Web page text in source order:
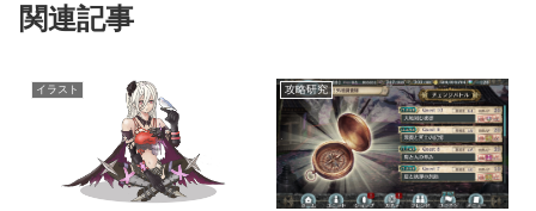
関連記事
イラスト 攻略研究